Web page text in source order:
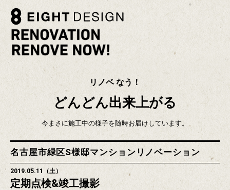
リノベ なう！
どんどん出来上がる
今まさに施工中の様子を随時お届けしています。
名古屋市緑区S様邸マンションリノベーション
2019.05.11（土）
定期点検&竣工撮影